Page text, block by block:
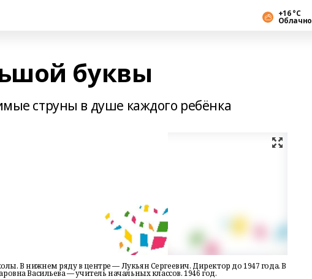
+16 °С
Облачно
буквы
струны в душе каждого ребёнка
В нижнем ряду в центре — Лукьян Сергеевич, Директор до 1947 года. В
Васильева — учитель начальных классов. 1946 год.